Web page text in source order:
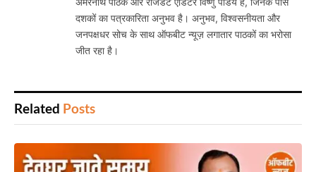
दशकों का पत्रकारिता अनुभव है। अनुभव, विश्वसनीयता और
जनपक्षधर सोच के साथ ऑफबीट न्यूज़ लगातार पाठकों का भरोसा
जीत रहा है।
Related Posts